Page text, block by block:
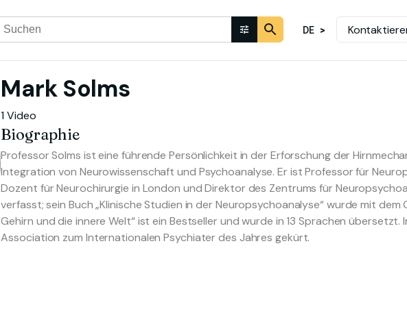
DE
Mark Solms
1 Video
Biographie
Professor Solms ist eine führende Persönlichkeit in der Erforschung der
Integration von Neurowissenschaft und Psychoanalyse. Er ist Professor für
Dozent für Neurochirurgie in London und Direktor des Zentrums für
verfasst; sein Buch „Klinische Studien in der Neuropsychoanalyse“ wurde mit
Gehirn und die innere Welt“ ist ein Bestseller und wurde in 13 Sprachen
Association zum Internationalen Psychiater des Jahres gekürt.